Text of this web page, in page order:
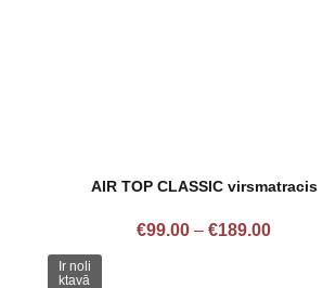
AIR TOP CLASSIC virsmatracis
€99.00 – €189.00
Ir noli
ktavā